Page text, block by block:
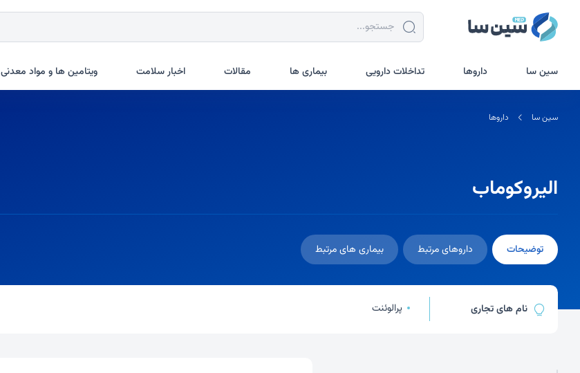
جستجو در سین سا
سین سا داروها تداخلات دارویی بیماری ها مقالات اخبار سلامت ویتامین ها و مواد معدنی
سین سا داروها
الیروکوماب
توضیحات داروهای مرتبط بیماری های مرتبط
نام های تجاری پرالوئنت